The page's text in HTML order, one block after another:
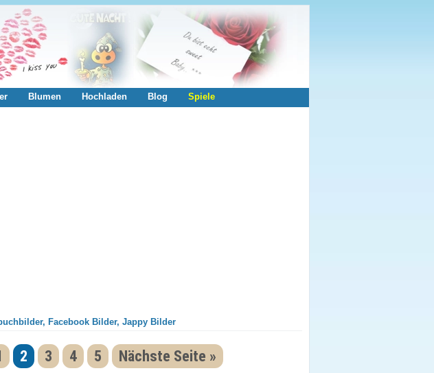
Blumen Hochladen Blog Spiele
Facebook Bilder, Jappy Bilder
2 3 4 5 Nächste Seite »